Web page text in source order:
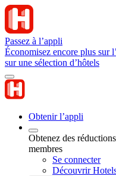
Passez à l’appli
Économisez encore plus sur
sur une sélection d’hôtels
Obtenir l’appli
Obtenez des
membres
Se connecter
Découvrir